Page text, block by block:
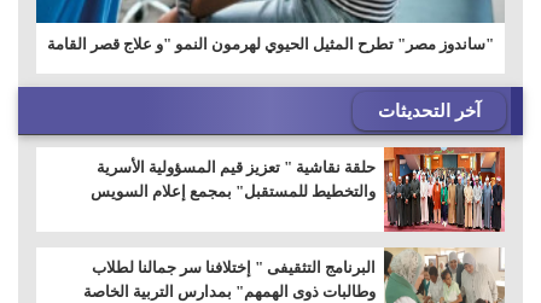
"ساندوز مصر" تطرح المثيل الحيوي لهرمون النمو "و علاج قصر القامة
آخر التحديثات
حلقة نقاشية " تعزيز قيم المسؤولية الأسرية
والتخطيط للمستقبل" بمجمع إعلام السويس
البرنامج التثقيفى " إختلافنا سر جمالنا لطلاب
وطالبات ذوى الهمهم" بمدارس التربية الخاصة